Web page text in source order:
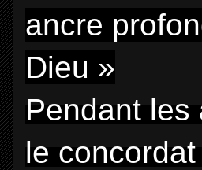
ancre
Dieu »
Pendant
le